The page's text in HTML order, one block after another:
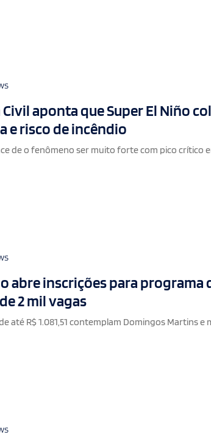
aponta que Super El Niño
e risco de incêndio
de o fenômeno ser muito forte com pico crítico
abre inscrições para programa
2 mil vagas
até R$ 1.081,51 contemplam Domingos Martins e